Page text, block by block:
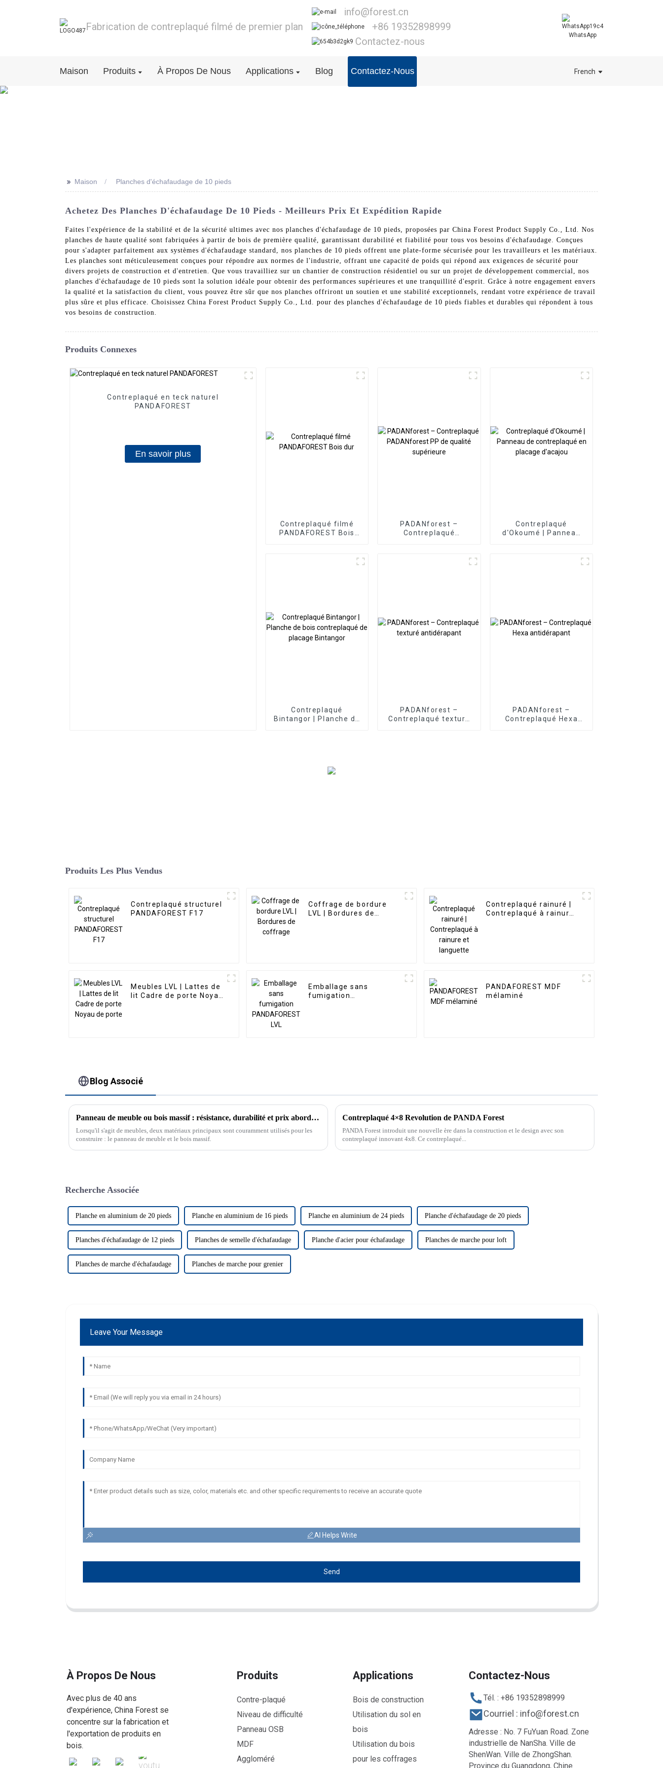
Fabrication de contreplaqué filmé de premier plan
info@forest.cn
+86 19352898999
Contactez-nous
WhatsApp
Maison Produits À Propos De Nous Applications Blog Contactez-Nous French
>> Maison Planches d'échafaudage de 10 pieds
Achetez Des Planches D'échafaudage De 10 Pieds - Meilleurs Prix Et Expédition Rapide
Faites l'expérience de la stabilité et de la sécurité ultimes avec nos planches d'échafaudage de 10 pieds, proposées par China Forest Product Supply Co., Ltd. Nos
planches de haute qualité sont fabriquées à partir de bois de première qualité, garantissant durabilité et fiabilité pour tous vos besoins d'échafaudage. Conçues
pour s'adapter parfaitement aux systèmes d'échafaudage standard, nos planches de 10 pieds offrent une plate-forme sécurisée pour les travailleurs et les matériaux.
Les planches sont méticuleusement conçues pour répondre aux normes de l'industrie, offrant une capacité de poids qui répond aux exigences de sécurité pour
divers projets de construction et d'entretien. Que vous travailliez sur un chantier de construction résidentiel ou sur un projet de développement commercial, nos
planches d'échafaudage de 10 pieds sont la solution idéale pour obtenir des performances supérieures et une tranquillité d'esprit. Grâce à notre engagement envers
la qualité et la satisfaction du client, vous pouvez être sûr que nos planches offriront un soutien et une stabilité exceptionnels, rendant votre expérience de travail
plus sûre et plus efficace. Choisissez China Forest Product Supply Co., Ltd. pour des planches d'échafaudage de 10 pieds fiables et durables qui répondent à tous
vos besoins de construction.
Produits Connexes
Contreplaqué en teck naturel
PANDAFOREST
En savoir plus
Contreplaqué filmé
PANDAFOREST Bois
PADANforest –
Contreplaqué
Contreplaqué
d'Okoumé | Panneau
Contreplaqué
Bintangor | Planche de
PADANforest –
Contreplaqué texturé
PADANforest –
Contreplaqué Hexa
Produits Les Plus Vendus
Contreplaqué structurel
PANDAFOREST F17
Coffrage de bordure
LVL | Bordures de
Contreplaqué rainuré |
Contreplaqué à rainure
Meubles LVL | Lattes de
lit Cadre de porte Noyau
Emballage sans
fumigation
PANDAFOREST MDF
mélaminé
Blog Associé
Panneau de meuble ou bois massif : résistance, durabilité et prix abordable
Lorsqu'il s'agit de meubles, deux matériaux principaux sont couramment utilisés pour les
construire : le panneau de meuble et le bois massif.
Contreplaqué 4×8 Revolution de PANDA Forest
PANDA Forest introduit une nouvelle ère dans la construction et le design avec son
contreplaqué innovant 4x8. Ce contreplaqué...
Recherche Associée
Planche en aluminium de 20 pieds Planche en aluminium de 16 pieds Planche en aluminium de 24 pieds Planche d'échafaudage de 20 pieds
Planches d'échafaudage de 12 pieds Planches de semelle d'échafaudage Planche d'acier pour échafaudage Planches de marche pour loft
Planches de marche d'échafaudage Planches de marche pour grenier
Leave Your Message
AI Helps Write
Send
À Propos De Nous
Avec plus de 40 ans
d'expérience, China Forest se
concentre sur la fabrication et
l'exportation de produits en
bois.
Produits
Contre-plaqué
Niveau de difficulté
Panneau OSB
MDF
Aggloméré
Applications
Bois de construction
Utilisation du sol en
bois
Utilisation du bois
pour les coffrages
Contactez-Nous
Tél. : +86 19352898999
Courriel : info@forest.cn
Adresse : No. 7 FuYuan Road. Zone
industrielle de NanSha. Ville de
ShenWan. Ville de ZhongShan.
Province du Guangdong, Chine